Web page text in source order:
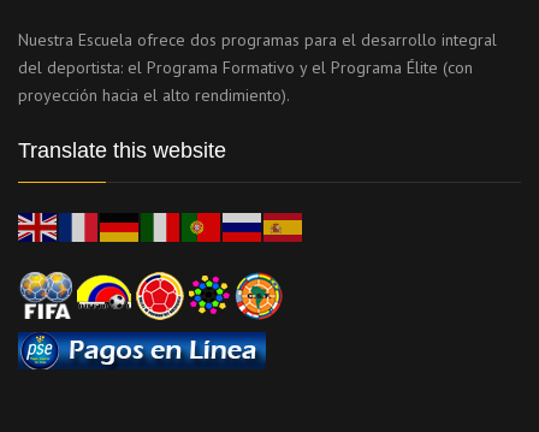
Nuestra Escuela ofrece dos programas para el desarrollo integral
del deportista: el Programa Formativo y el Programa Élite (con
proyección hacia el alto rendimiento).
Translate this website